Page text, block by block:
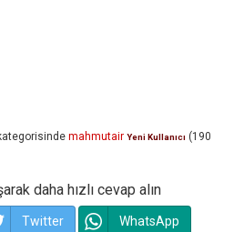
mahmutair Yeni Kullanıcı (190
daha hızlı cevap alın
Twitter WhatsApp